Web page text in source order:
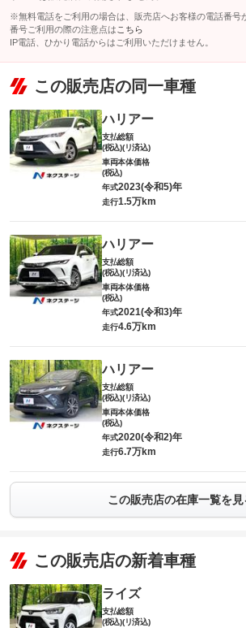
※無料電話をご利用の場合は、販売店へお客様の電話番号
番号ご利用の際の注意点は こちら
IP電話、ひかり電話からはご利用いただけません。
この販売店の同一車種
ハリアー
支払総額
(税込)(リ済込)
車両本体価格
(税込)
年式2023(令和5)年
走行1.5万km
ハリアー
支払総額
(税込)(リ済込)
車両本体価格
(税込)
年式2021(令和3)年
走行4.6万km
ハリアー
支払総額
(税込)(リ済込)
車両本体価格
(税込)
年式2020(令和2)年
走行6.7万km
この販売店の在庫一覧を見
この販売店の新着車種
ライズ
支払総額
(税込)(リ済込)